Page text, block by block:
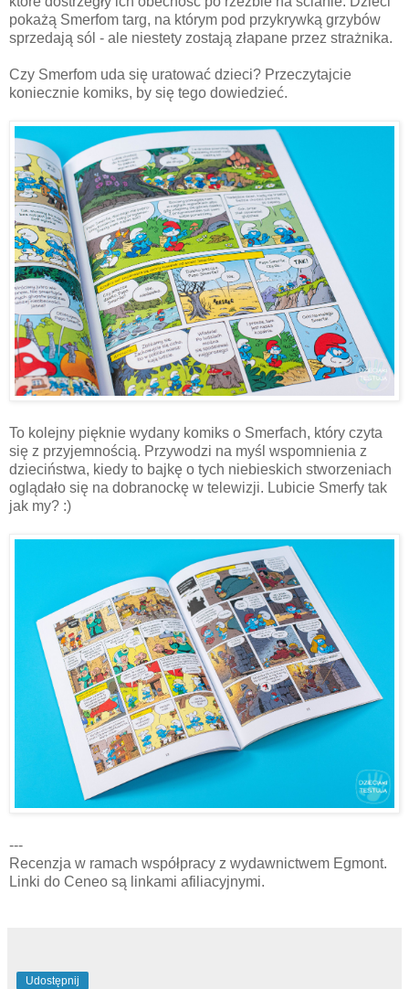
pokażą Smerfom targ, na którym pod przykrywką grzybów
sprzedają sól - ale niestety zostają złapane przez strażnika.
Czy Smerfom uda się uratować dzieci? Przeczytajcie
koniecznie komiks, by się tego dowiedzieć.
To kolejny pięknie wydany komiks o Smerfach, który czyta
się z przyjemnością. Przywodzi na myśl wspomnienia z
dzieciństwa, kiedy to bajkę o tych niebieskich stworzeniach
oglądało się na dobranockę w telewizji. Lubicie Smerfy tak
jak my? :)
---
Recenzja w ramach współpracy z wydawnictwem Egmont.
Linki do Ceneo są linkami afiliacyjnymi.
Udostępnij